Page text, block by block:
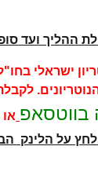
ההליך ועד
ישראלי
בווטסאפ
על הלינק